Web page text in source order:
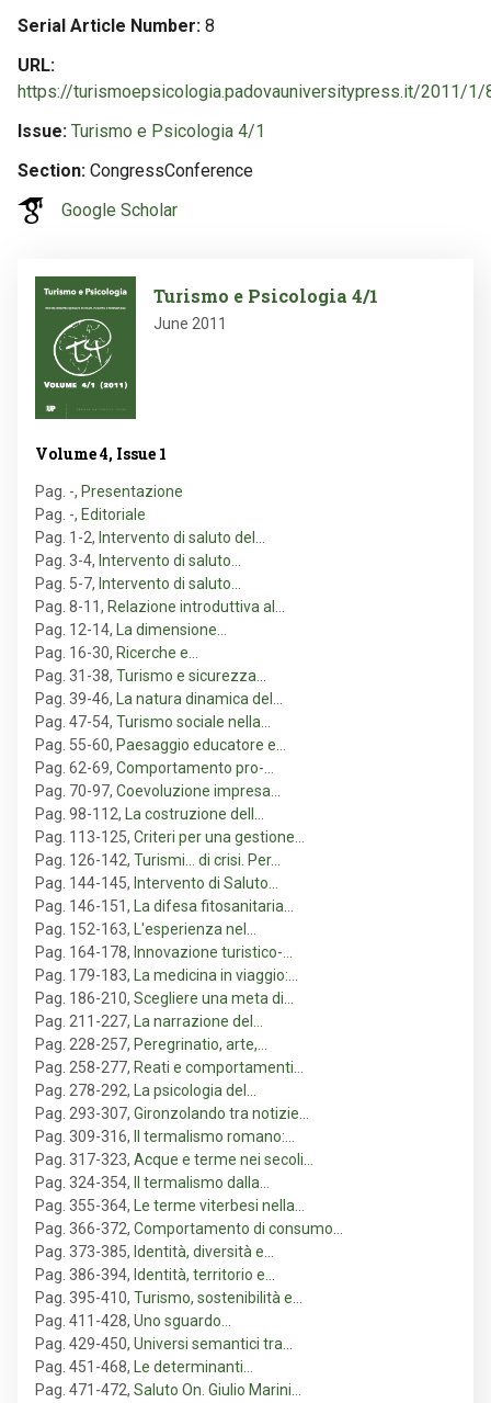
Serial Article Number 8
URL
https://turismoepsicologia.padovauniversitypress.it/2011/1/
Issue Turismo e Psicologia 4/1
Section CongressConference
Google Scholar
Image
Turismo e Psicologia 4/1
June 2011
Volume 4, Issue 1
Pag. -, Presentazione
Pag. -, Editoriale
Pag. 1-2, Intervento di saluto del…
Pag. 3-4, Intervento di saluto…
Pag. 5-7, Intervento di saluto…
Pag. 8-11, Relazione introduttiva al…
Pag. 12-14,
La dimensione…
Pag. 16-30, Ricerche e…
Pag. 31-38, Turismo e sicurezza…
Pag. 39-46,
La natura dinamica del…
Pag. 47-54, Turismo sociale nella…
Pag. 55-60, Paesaggio educatore e…
Pag. 62-69, Comportamento pro-…
Pag. 70-97, Coevoluzione impresa…
Pag. 98-112,
La costruzione dell…
Pag. 113-125, Criteri per una gestione…
Pag. 126-142, Turismi... di crisi. Per…
Pag. 144-145, Intervento di Saluto…
Pag. 146-151,
La difesa fitosanitaria…
Pag. 152-163,
L'esperienza nel…
Pag. 164-178, Innovazione turistico-…
Pag. 179-183,
La medicina in viaggio:…
Pag. 186-210, Scegliere una meta di…
Pag. 211-227,
La narrazione del…
Pag. 228-257, Peregrinatio, arte,…
Pag. 258-277, Reati e comportamenti…
Pag. 278-292,
La psicologia del…
Pag. 293-307, Gironzolando tra notizie…
Pag. 309-316,
Il termalismo romano:…
Pag. 317-323, Acque e terme nei secoli…
Pag. 324-354,
Il termalismo dalla…
Pag. 355-364,
Le terme viterbesi nella…
Pag. 366-372, Comportamento di consumo…
Pag. 373-385, Identità, diversità e…
Pag. 386-394, Identità, territorio e…
Pag. 395-410, Turismo, sostenibilità e…
Pag. 411-428, Uno sguardo…
Pag. 429-450, Universi semantici tra…
Pag. 451-468,
Le determinanti…
Pag. 471-472, Saluto On. Giulio Marini…